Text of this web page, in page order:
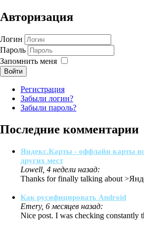
Авторизация
Логин
Пароль
Запомнить меня
Войти
Регистрация
Забыли логин?
Забыли пароль?
Последние комментарии
Яндекс.Карты - оффлайн карты
других мест
Lowell, 4 недели назад:
Thanks for finally talking about
Как русифицировать Android
Emery, 6 месяцев назад:
Nice post. I was checking constantly